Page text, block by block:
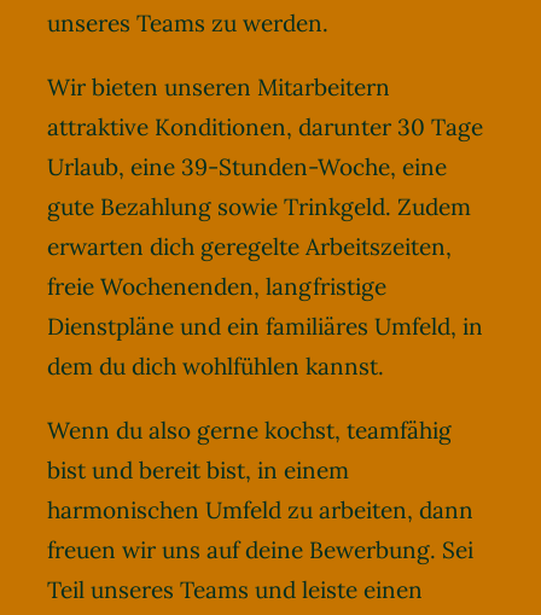
unseres Teams zu werden.
Wir bieten unseren Mitarbeitern
attraktive Konditionen, darunter 30 Tage
Urlaub, eine 39-Stunden-Woche, eine
gute Bezahlung sowie Trinkgeld. Zudem
erwarten dich geregelte Arbeitszeiten,
freie Wochenenden, langfristige
Dienstpläne und ein familiäres Umfeld, in
dem du dich wohlfühlen kannst.
Wenn du also gerne kochst, teamfähig
bist und bereit bist, in einem
harmonischen Umfeld zu arbeiten, dann
freuen wir uns auf deine Bewerbung. Sei
Teil unseres Teams und leiste einen